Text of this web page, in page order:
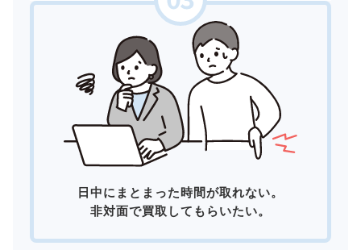
日中にまとまった時間が取れない。
非対面で買取してもらいたい。